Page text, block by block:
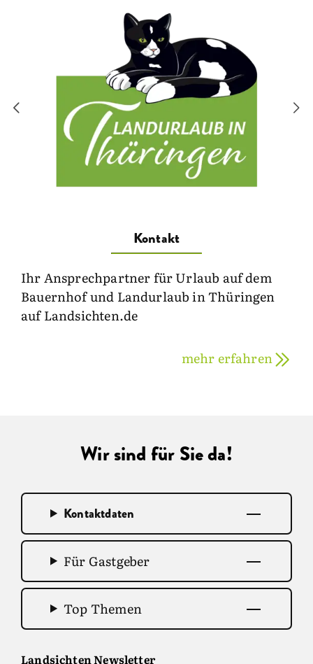
Kontakt
Ihr Ansprechpartner für Urlaub auf dem
Bauernhof und Landurlaub in Thüringen
auf Landsichten.de
mehr erfahren
Wir sind für Sie da!
Kontaktdaten
Für Gastgeber
Top Themen
Landsichten Newsletter